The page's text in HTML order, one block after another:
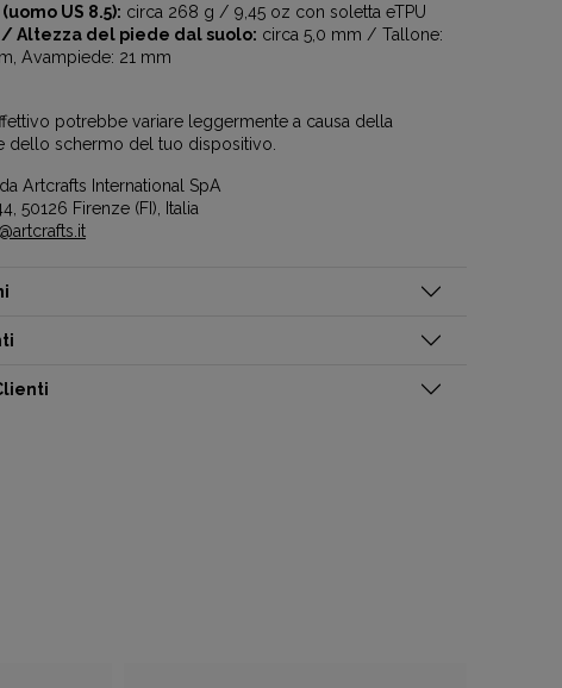
(uomo US 8.5): circa 268 g / 9,45 oz con soletta eTPU
/ Altezza del piede dal suolo: circa 5,0 mm / Tallone:
Avampiede: 21 mm
potrebbe variare leggermente a causa della
dello schermo del tuo dispositivo.
Artcrafts International SpA
50126 Firenze (FI), Italia